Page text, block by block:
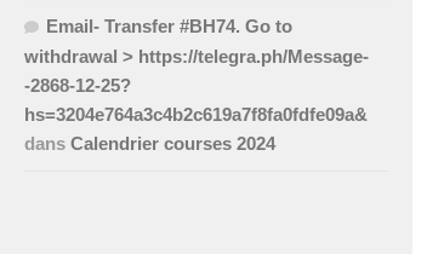
Email- Transfer #BH74. Go to
withdrawal > https://telegra.ph/Message-
-2868-12-25?
hs=3204e764a3c4b2c619a7f8fa0fdfe09a&
dans Calendrier courses 2024